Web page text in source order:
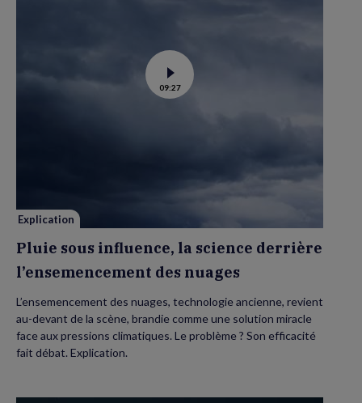
Voir
la
vidéo
l’ensemencement
09:27
Explication
Pluie sous influence, la science derrière
l’ensemencement des nuages
L’ensemencement des nuages, technologie ancienne, revient
au-devant de la scène, brandie comme une solution miracle
face aux pressions climatiques. Le problème ? Son efficacité
fait débat. Explication.